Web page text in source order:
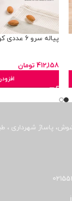
پیاله سرو 6 عددی کوچک
412,158 تومان
پاساژ شهرداری ،